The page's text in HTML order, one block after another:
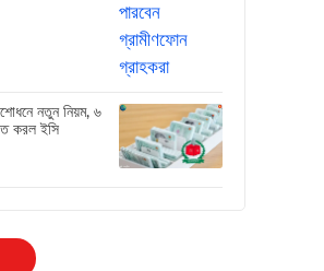
নতুন নিয়ম, ৬
করল ইসি